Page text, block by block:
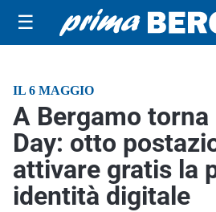
☰
IL 6 MAGGIO
A Bergamo torna
Day: otto
attivare gratis la
identità digitale